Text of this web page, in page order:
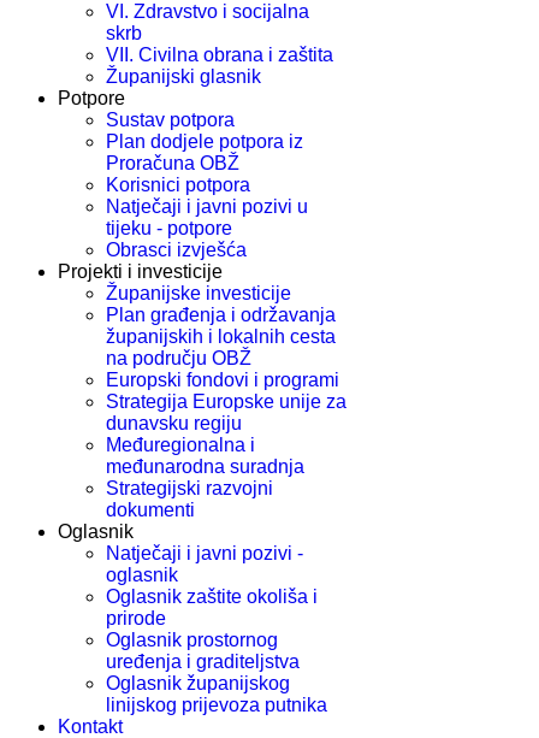
VI. Zdravstvo i socijalna
skrb
VII. Civilna obrana i zaštita
Županijski glasnik
Potpore
Sustav potpora
Plan dodjele potpora iz
Proračuna OBŽ
Korisnici potpora
Natječaji i javni pozivi u
tijeku - potpore
Obrasci izvješća
Projekti i investicije
Županijske investicije
Plan građenja i održavanja
županijskih i lokalnih cesta
na području OBŽ
Europski fondovi i programi
Strategija Europske unije za
dunavsku regiju
Međuregionalna i
međunarodna suradnja
Strategijski razvojni
dokumenti
Oglasnik
Natječaji i javni pozivi -
oglasnik
Oglasnik zaštite okoliša i
prirode
Oglasnik prostornog
uređenja i graditeljstva
Oglasnik županijskog
linijskog prijevoza putnika
Kontakt